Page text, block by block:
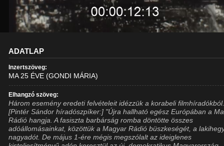
ADATLAP
Inzertszöveg:
MA 25 ÉVE (GONDI MÁRIA)
Elhangzó szöveg:
Három esemény eredeti felvételeit idézzük a korabeli
[Pintér Sándor híradószpíker:] "Újra hallható egész Európában a
Rádió hangja. A fasiszta barbárság romba döntötte összes
adóállomásainkat, közöttük a Magyar Rádió büszkeségét, a
nagyadót. De május 1-ére mégis megszólalt az ideiglenes